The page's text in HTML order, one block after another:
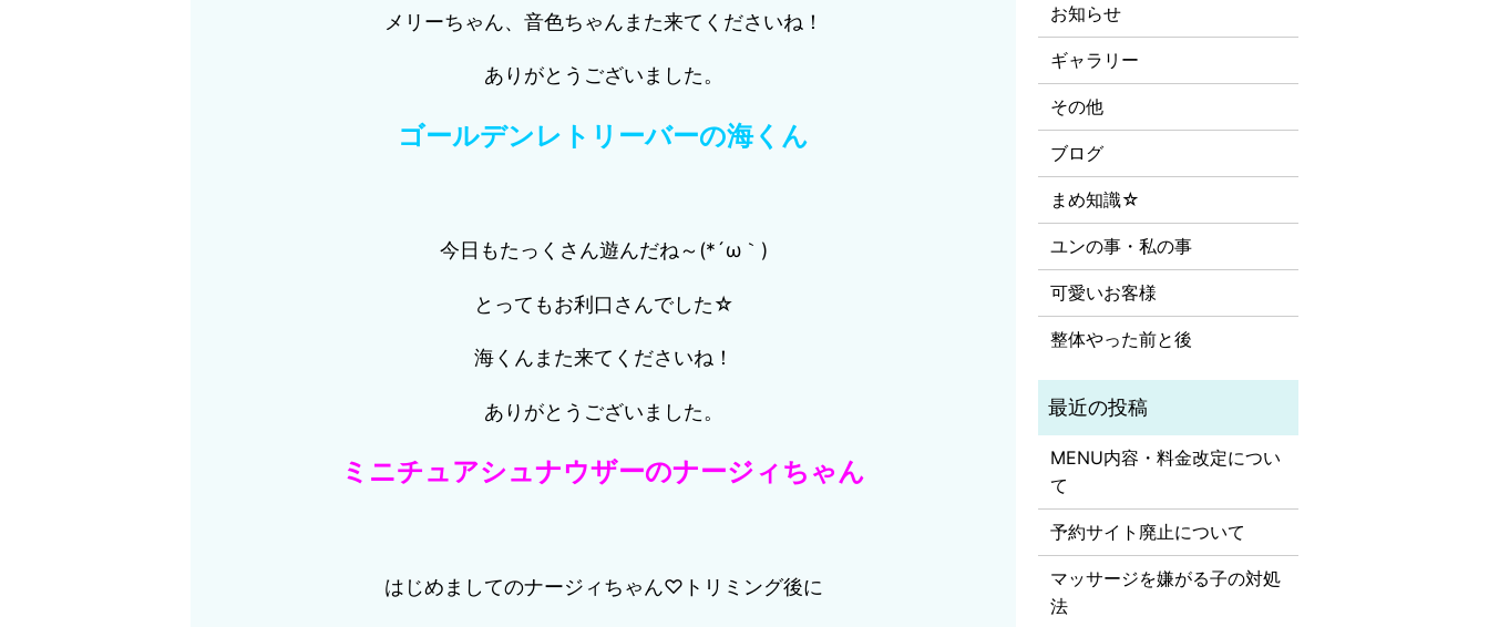
メリーちゃん、音色ちゃんまた来てくださいね！
ありがとうございました。
ゴールデンレトリーバーの海くん
今日もたっくさん遊んだね～(*´ω｀)
とってもお利口さんでした☆
海くんまた来てくださいね！
ありがとうございました。
ミニチュアシュナウザーのナージィちゃん
はじめましてのナージィちゃん♡トリミング後に
お知らせ
ギャラリー
その他
ブログ
まめ知識☆
ユンの事・私の事
可愛いお客様
整体やった前と後
MENU内容・料金改定につい
て
予約サイト廃止について
マッサージを嫌がる子の対処
法